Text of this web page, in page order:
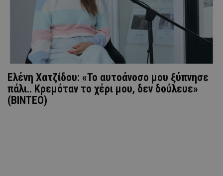
Ελένη Χατζίδου: «Το αυτοάνοσο μου ξύπνησε
πάλι.. Κρεμόταν το χέρι μου, δεν δούλευε»
(ΒΙΝΤΕΟ)